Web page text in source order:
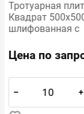
Тротуарная
Квадрат
шлифованная с
Красный
Цена по
– +